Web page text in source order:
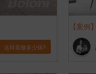
这样装修多少钱?
【案例